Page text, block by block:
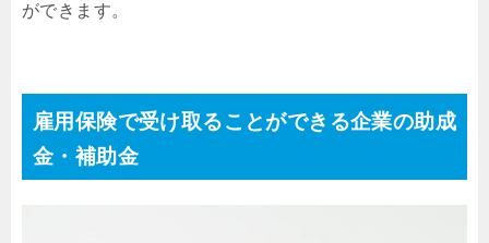
ができます。
雇用保険で受け取ることができる企業の助成
金・補助金